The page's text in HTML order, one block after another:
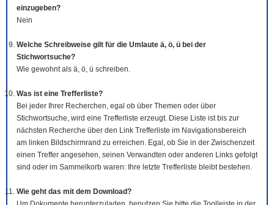
einzugeben?
Nein
Welche Schreibweise gilt für die Umlaute ä, ö, ü bei der
Stichwortsuche?
Wie gewohnt als ä, ö, ü schreiben.
Was ist eine Trefferliste?
Bei jeder Ihrer Recherchen, egal ob über Themen oder über
Stichwortsuche, wird eine Trefferliste erzeugt. Diese Liste ist bis zur
nächsten Recherche über den Link Trefferliste im Navigationsbereich
am linken Bildschirmrand zu erreichen. Egal, ob Sie in der Zwischenzeit
einen Treffer angesehen, seinen Verwandten oder anderen Links gefolgt
sind oder im Sammelkorb waren: Ihre letzte Trefferliste bleibt bestehen.
Wie geht das mit dem Download?